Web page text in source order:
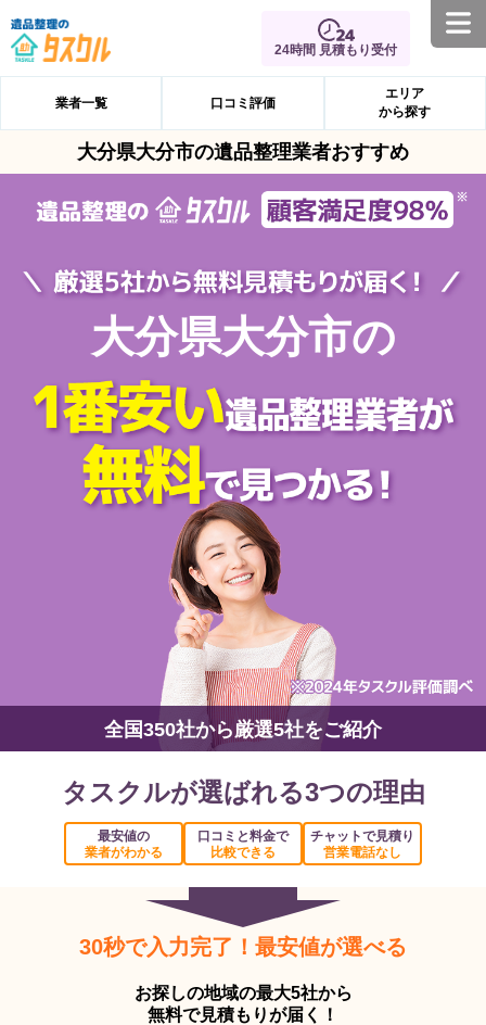
24時間 見積もり受付
業者一覧 口コミ評価
エリア
から探す
大分県大分市の遺品整理業者おすすめ
大分県大分市の
全国350社から厳選5社をご紹介
タスクルが選ばれる3つの理由
最安値の
業者がわかる
口コミと料金で
比較できる
チャットで見積り
営業電話なし
30秒で入力完了！最安値が選べる
お探しの地域の最大5社から
無料で見積もりが届く！